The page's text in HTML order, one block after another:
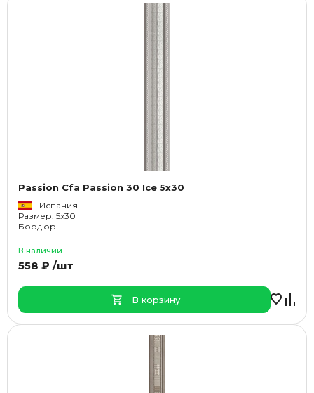
Passion Cfa Passion 30 Ice 5x30
Испания
Размер: 5x30
Бордюр
В наличии
558 ₽ /шт
В корзину